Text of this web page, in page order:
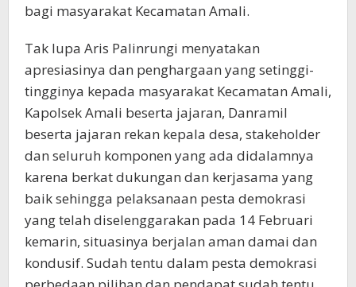
bagi masyarakat Kecamatan Amali.
Tak lupa Aris Palinrungi menyatakan
apresiasinya dan penghargaan yang setinggi-
tingginya kepada masyarakat Kecamatan Amali,
Kapolsek Amali beserta jajaran, Danramil
beserta jajaran rekan kepala desa, stakeholder
dan seluruh komponen yang ada didalamnya
karena berkat dukungan dan kerjasama yang
baik sehingga pelaksanaan pesta demokrasi
yang telah diselenggarakan pada 14 Februari
kemarin, situasinya berjalan aman damai dan
kondusif. Sudah tentu dalam pesta demokrasi